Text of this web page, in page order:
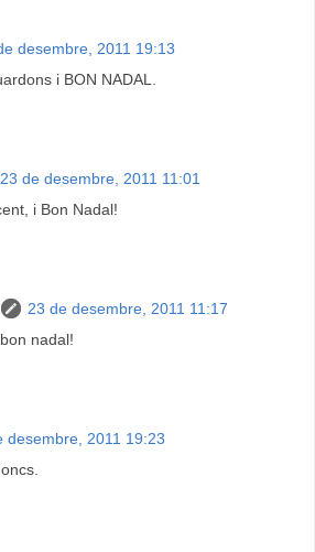
desembre, 2011 19:13
i BON NADAL.
23 de desembre, 2011 11:01
i Bon Nadal!
23 de desembre, 2011 11:17
nadal!
desembre, 2011 19:23